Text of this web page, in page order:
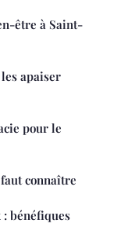
être à Saint-
apaiser
pour le
connaître
bénéfiques